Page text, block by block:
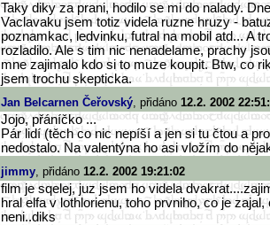
Taky diky za prani, hodilo se mi do nalady.
Vaclavaku jsem totiz videla ruzne hruzy -
poznamkac, ledvinku, futral na mobil atd... A
rozladilo. Ale s tim nic nenadelame, prachy
mne zajimalo kdo si to muze koupit. Btw, co
jsem trochu skepticka.
Jan Belcarnen Čeřovský, přidáno 12.2. 2002
Jojo, přáníčko ...
Pár lidí (těch co nic nepíší a jen si tu čtou a
nedostalo. Na valentýna ho asi vložím do
jimmy, přidáno 12.2. 2002 19:21:02
film je sqelej, juz jsem ho videla
hral elfa v lothlorienu, toho prvniho, co je
neni..diks